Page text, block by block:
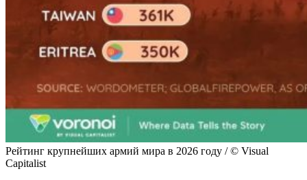
Рейтинг крупнейших армий мира в 2026 году / © Visual
Capitalist